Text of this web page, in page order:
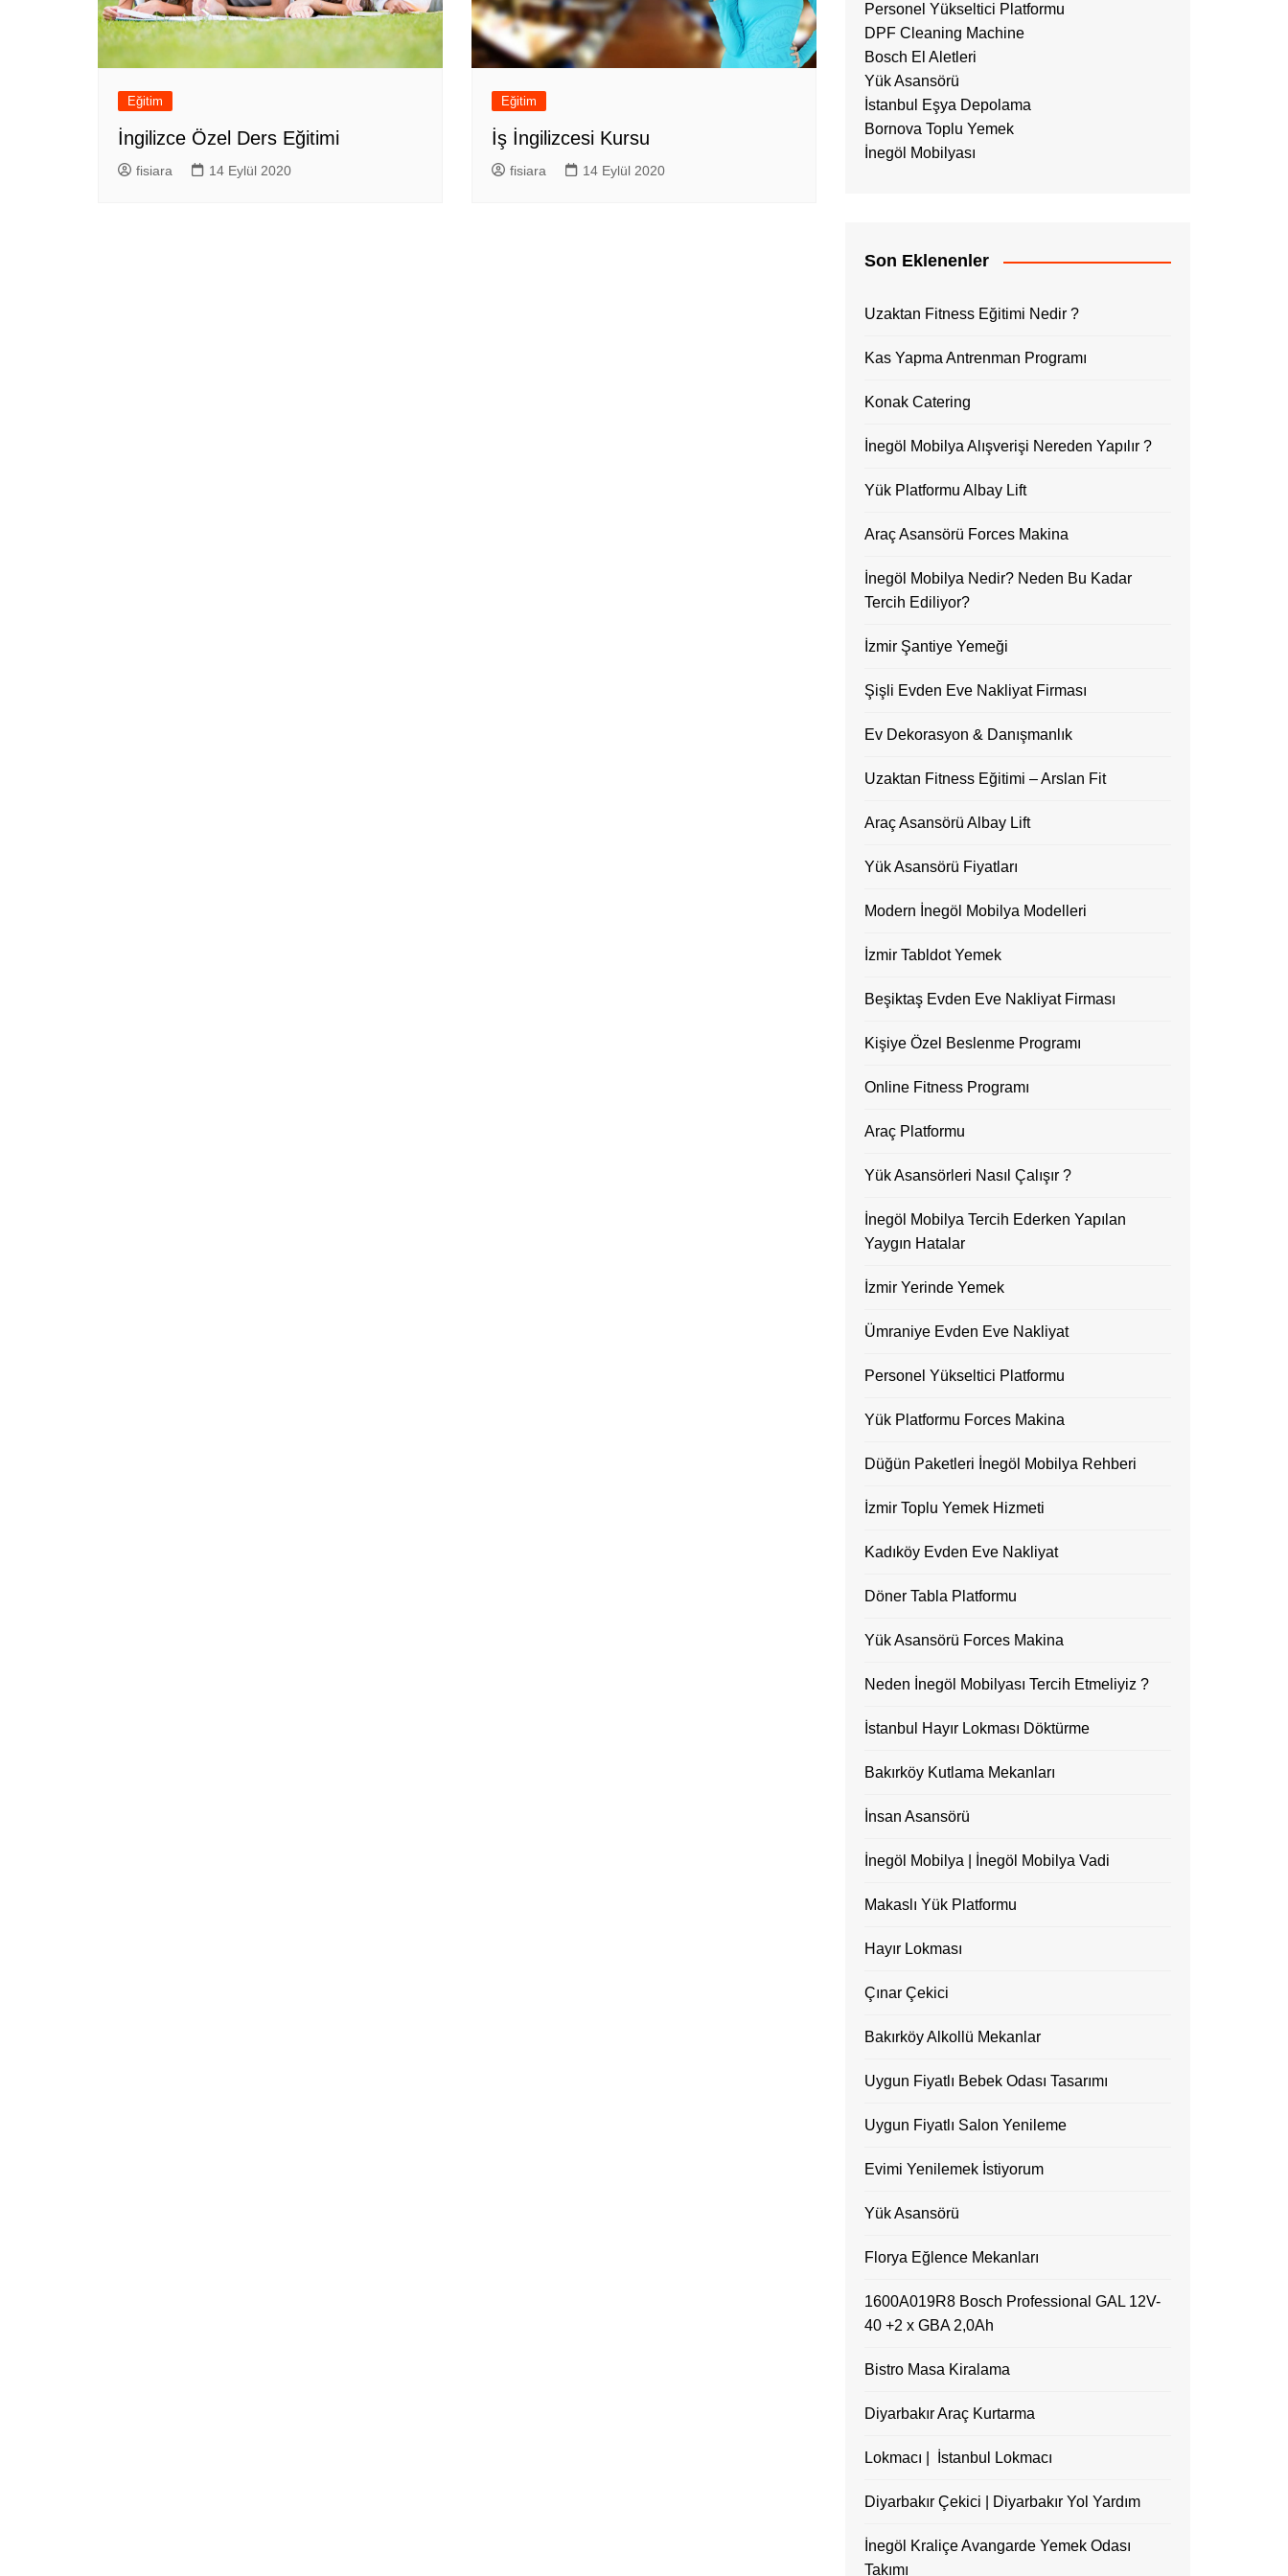
Eğitim
İngilizce Özel Ders Eğitimi
fisiara 14 Eylül 2020
Eğitim
İş İngilizcesi Kursu
fisiara 14 Eylül 2020
Personel Yükseltici Platformu
DPF Cleaning Machine
Bosch El Aletleri
Yük Asansörü
İstanbul Eşya Depolama
Bornova Toplu Yemek
İnegöl Mobilyası
Son Eklenenler
Uzaktan Fitness Eğitimi Nedir ?
Kas Yapma Antrenman Programı
Konak Catering
İnegöl Mobilya Alışverişi Nereden Yapılır ?
Yük Platformu Albay Lift
Araç Asansörü Forces Makina
İnegöl Mobilya Nedir? Neden Bu Kadar
Tercih Ediliyor?
İzmir Şantiye Yemeği
Şişli Evden Eve Nakliyat Firması
Ev Dekorasyon & Danışmanlık
Uzaktan Fitness Eğitimi – Arslan Fit
Araç Asansörü Albay Lift
Yük Asansörü Fiyatları
Modern İnegöl Mobilya Modelleri
İzmir Tabldot Yemek
Beşiktaş Evden Eve Nakliyat Firması
Kişiye Özel Beslenme Programı
Online Fitness Programı
Araç Platformu
Yük Asansörleri Nasıl Çalışır ?
İnegöl Mobilya Tercih Ederken Yapılan
Yaygın Hatalar
İzmir Yerinde Yemek
Ümraniye Evden Eve Nakliyat
Personel Yükseltici Platformu
Yük Platformu Forces Makina
Düğün Paketleri İnegöl Mobilya Rehberi
İzmir Toplu Yemek Hizmeti
Kadıköy Evden Eve Nakliyat
Döner Tabla Platformu
Yük Asansörü Forces Makina
Neden İnegöl Mobilyası Tercih Etmeliyiz ?
İstanbul Hayır Lokması Döktürme
Bakırköy Kutlama Mekanları
İnsan Asansörü
İnegöl Mobilya | İnegöl Mobilya Vadi
Makaslı Yük Platformu
Hayır Lokması
Çınar Çekici
Bakırköy Alkollü Mekanlar
Uygun Fiyatlı Bebek Odası Tasarımı
Uygun Fiyatlı Salon Yenileme
Evimi Yenilemek İstiyorum
Yük Asansörü
Florya Eğlence Mekanları
1600A019R8 Bosch Professional GAL 12V-
40 +2 x GBA 2,0Ah
Bistro Masa Kiralama
Diyarbakır Araç Kurtarma
Lokmacı | İstanbul Lokmacı
Diyarbakır Çekici | Diyarbakır Yol Yardım
İnegöl Kraliçe Avangarde Yemek Odası
Takımı